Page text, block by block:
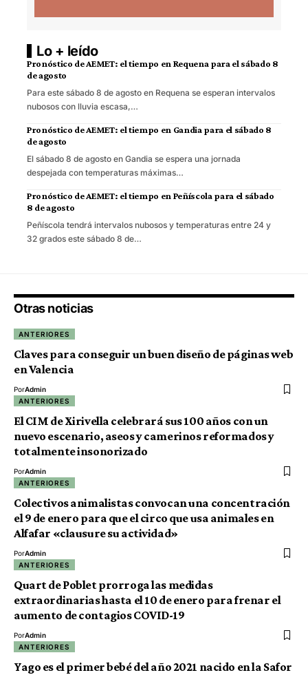
Lo + leído
Pronóstico de AEMET: el tiempo en Requena para el sábado 8
de agosto
Para este sábado 8 de agosto en Requena se esperan intervalos
nubosos con lluvia escasa,…
Pronóstico de AEMET: el tiempo en Gandia para el sábado 8
de agosto
El sábado 8 de agosto en Gandia se espera una jornada
despejada con temperaturas máximas…
Pronóstico de AEMET: el tiempo en Peñíscola para el sábado
8 de agosto
Peñíscola tendrá intervalos nubosos y temperaturas entre 24 y
32 grados este sábado 8 de…
Otras noticias
ANTERIORES
Claves para conseguir un buen diseño de páginas web
en Valencia
PorAdmin
ANTERIORES
El CIM de Xirivella celebrará sus 100 años con un
nuevo escenario, aseos y camerinos reformados y
totalmente insonorizado
PorAdmin
ANTERIORES
Colectivos animalistas convocan una concentración
el 9 de enero para que el circo que usa animales en
Alfafar «clausure su actividad»
PorAdmin
ANTERIORES
Quart de Poblet prorroga las medidas
extraordinarias hasta el 10 de enero para frenar el
aumento de contagios COVID-19
PorAdmin
ANTERIORES
Yago es el primer bebé del año 2021 nacido en la Safor